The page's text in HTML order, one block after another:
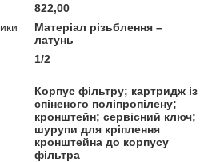
822,00
Матеріал різьблення –
латунь
1/2
Корпус фільтру; картридж із
спіненого поліпропілену;
кронштейн; сервісний ключ;
шурупи для кріплення
кронштейна до корпусу
фільтра